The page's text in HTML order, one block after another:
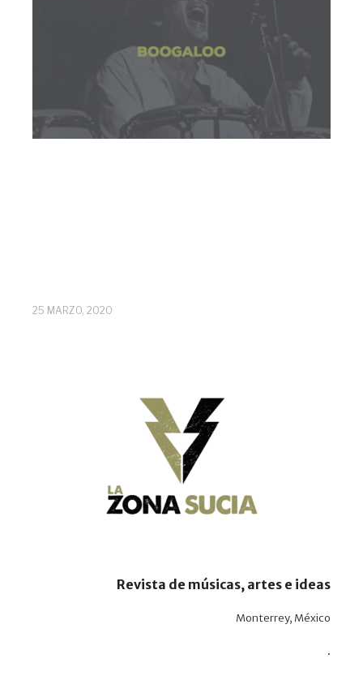
25 MARZO, 2020
Revista de músicas, artes e ideas
Monterrey, México
.